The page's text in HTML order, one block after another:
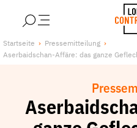
Über uns
Finanzierung
Startseite
Pressemitteilung
Aserbaidschan-Affäre: das ganze